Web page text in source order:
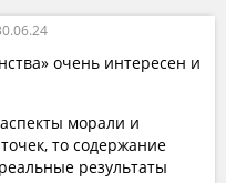
очень интересен и
морали и
то содержание
результаты